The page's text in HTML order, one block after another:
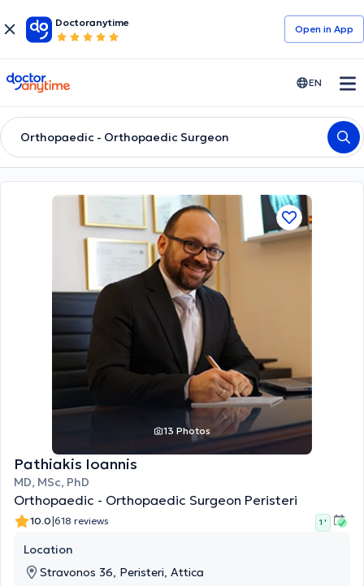
Doctoranytime
Open in Αpp
doctoranytime EN
Orthopaedic - Orthopaedic Surgeon
13 Photos
Pathiakis Ioannis
MD, MSc, PhD
Orthopaedic - Orthopaedic Surgeon Peristeri
10.0|618 reviews 1 '
Location
Stravonos 36, Peristeri, Attica